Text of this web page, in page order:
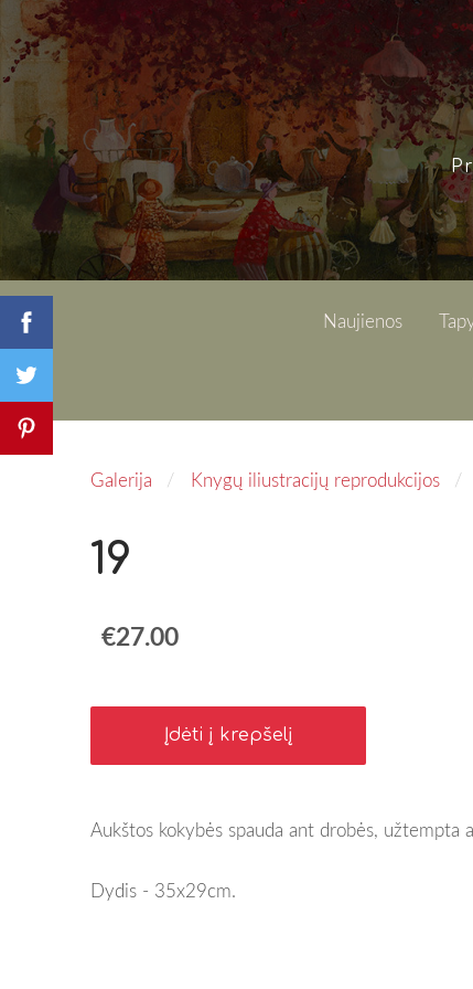
Naujienos
Galerija Knygų iliustracijų reprodukcijos
19
€27.00
Įdėti į krepšelį
Aukštos kokybės spauda ant drobės, užtempta
Dydis - 35x29cm.